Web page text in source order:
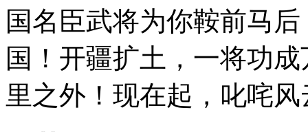
国名臣武将为你鞍前马
国！开疆扩土，一将功
里之外！现在起，叱咤